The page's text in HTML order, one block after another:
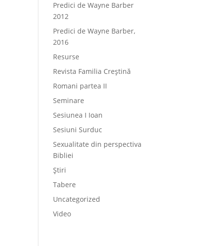
Predici de Wayne Barber
2012
Predici de Wayne Barber,
2016
Resurse
Revista Familia Creștină
Romani partea II
Seminare
Sesiunea I Ioan
Sesiuni Surduc
Sexualitate din perspectiva
Bibliei
Știri
Tabere
Uncategorized
Video